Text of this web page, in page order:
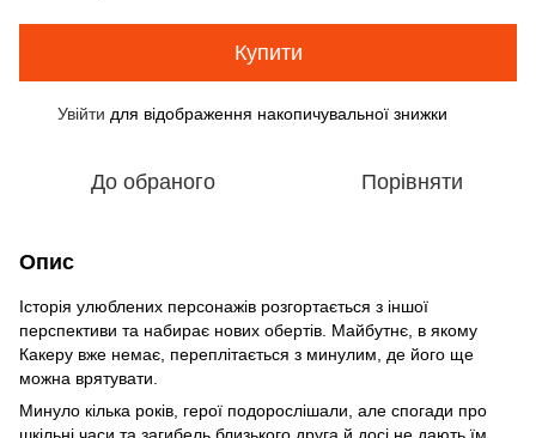
Купити
Увійти для відображення накопичувальної знижки
До обраного Порівняти
Опис
Історія улюблених персонажів розгортається з іншої
перспективи та набирає нових обертів. Майбутнє, в якому
Какеру вже немає, переплітається з минулим, де його ще
можна врятувати.
Минуло кілька років, герої подорослішали, але спогади про
шкільні часи та загибель близького друга й досі не дають їм